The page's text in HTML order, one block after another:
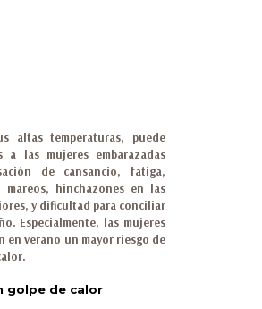
altas temperaturas, puede
a las mujeres embarazadas
de cansancio, fatiga,
mareos, hinchazones en las
y dificultad para conciliar
Especialmente, las mujeres
en verano un mayor riesgo de
golpe de calor